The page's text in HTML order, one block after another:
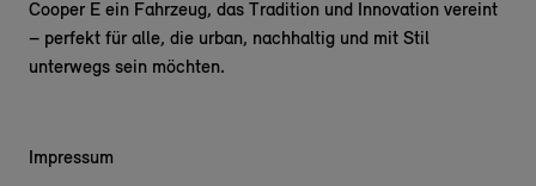
Cooper E ein Fahrzeug, das Tradition und Innovation vereint
– perfekt für alle, die urban, nachhaltig und mit Stil
unterwegs sein möchten.
Impressum